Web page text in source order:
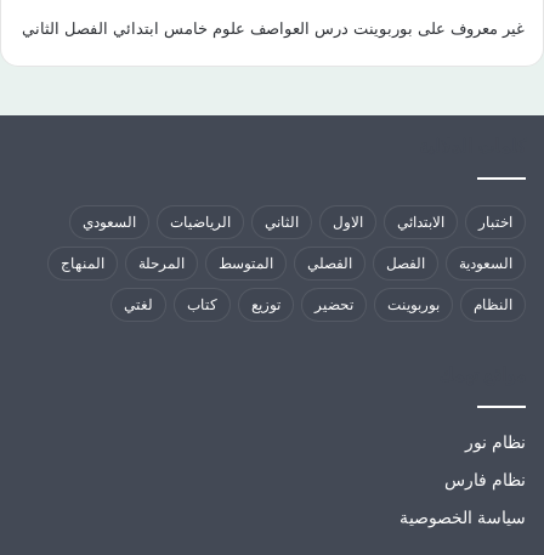
غير معروف على بوربوينت درس العواصف علوم خامس ابتدائي الفصل الثاني
اختبار الابتدائي الاول الثاني الرياضيات السعودي
السعودية الفصل الفصلي المتوسط المرحلة المنهاج
النظام بوربوينت تحضير توزيع كتاب لغتي
نظام نور
نظام فارس
سياسة الخصوصية